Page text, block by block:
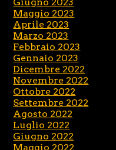
Maggio 2023
Aprile 2023
Marzo 2023
Febbraio 2023
Gennaio 2023
Dicembre 2022
Novembre 2022
Ottobre 2022
Settembre 2022
Agosto 2022
Luglio 2022
Giugno 2022
Maggio 2022